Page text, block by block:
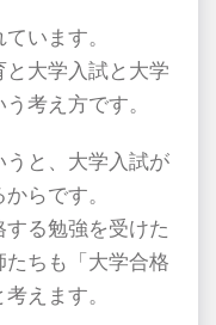
います。
大学入試と大学
考え方です。
と、大学入試が
らです。
る勉強を受けた
ちも「大学合格
えます。